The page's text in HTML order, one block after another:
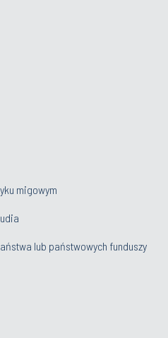
migowym
lub państwowych funduszy